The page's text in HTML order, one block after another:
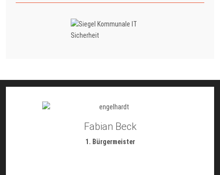
Fabian Beck
1. Bürgermeister